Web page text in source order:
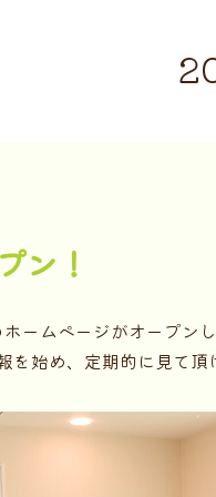
ン！
ームページがオープン
を始め、定期的に見て